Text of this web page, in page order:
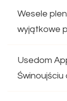
Wesele
wyjątkowe
Usedom